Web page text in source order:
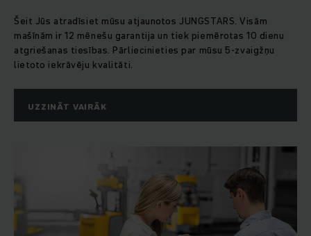
Šeit Jūs atradīsiet mūsu atjaunotos JUNGSTARS. Visām
mašīnām ir 12 mēnešu garantija un tiek piemērotas 10 dienu
atgriešanas tiesības. Pārliecinieties par mūsu 5-zvaigžņu
lietoto iekrāvēju kvalitāti.
UZZINĀT VAIRĀK